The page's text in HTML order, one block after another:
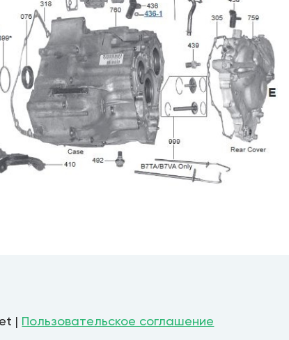
| Пользовательское соглашение